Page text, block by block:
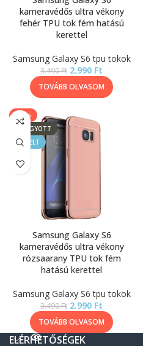
kameravédős ultra vékony
fehér TPU tok fém hatású
kerettel
Samsung Galaxy S6 tpu tokok
3.490Ft 2.990 Ft
TOVÁBB OLVASOM
-14%
ELFOGYOTT
KIEMELT
Samsung Galaxy S6
kameravédős ultra vékony
rózsaarany TPU tok fém
hatású kerettel
Samsung Galaxy S6 tpu tokok
3.490Ft 2.990 Ft
TOVÁBB OLVASOM
ELÉRHETŐSÉGEK